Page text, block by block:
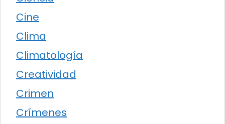
Cine
Clima
Climatología
Creatividad
Crimen
Crímenes